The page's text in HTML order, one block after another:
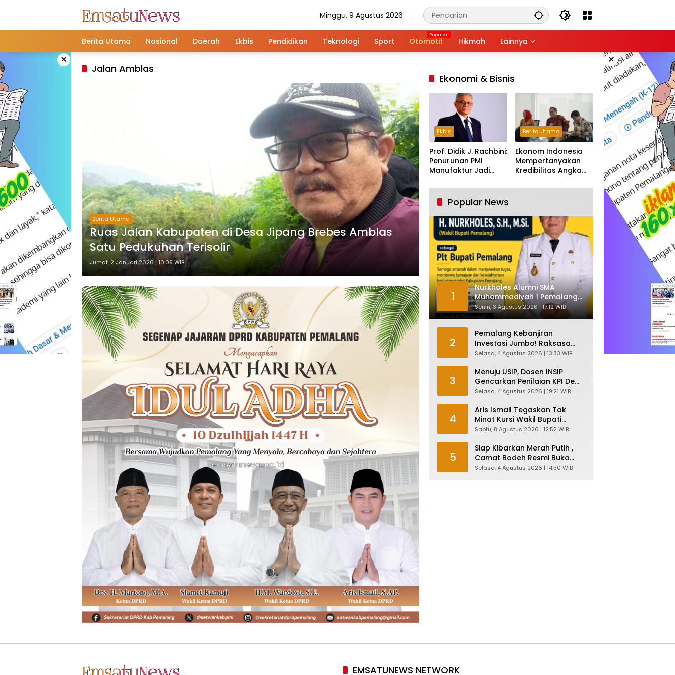
Minggu, 9 Agustus 2026
Berita Utama Nasional Daerah Ekbis Pendidikan Teknologi Sport Otomotif Hikmah Lainnya
× ×
Jalan Amblas
Berita Utama
Ruas Jalan Kabupaten di Desa Jipang Brebes Amblas
Satu Pedukuhan Terisolir
Jumat, 2 Januari 2026 | 10:09 WIB
Ekonomi & Bisnis
Ekbis
Prof. Didik J. Rachbini:
Penurunan PMI
Manufaktur Jadi
Industri Nasional
Berita Utama
Ekonom Indonesia
Mempertanyakan
Kredibilitas Angka
Tumbuh Tapi Rapuh
Popular News
1
Nurkholes Alumni SMA
Muhammadiyah 1 Pemalang
Angkatan 1986 Resmi
Menjabat Plt Bupati, Inilah
Senin, 3 Agustus 2026 | 17:12 WIB
2
Pemalang Kebanjiran
Investasi Jumbo! Raksasa
Garmen Jepang Siap Bangun
Tenaga Kerja
Selasa, 4 Agustus 2026 | 13:33 WIB
3
Menuju USIP, Dosen INSIP
Gencarkan Penilaian KPI Demi
Mutu Akademik
Selasa, 4 Agustus 2026 | 19:21 WIB
4
Aris Ismail Tegaskan Tak
Minat Kursi Wakil Bupati
Pemalang, Fokus Kawal
Sabtu, 8 Agustus 2026 | 12:52 WIB
5
Siap Kibarkan Merah Putih ,
Camat Bodeh Resmi Buka
Pelatihan Capaska 2026
Selasa, 4 Agustus 2026 | 14:30 WIB
EMSATUNEWS NETWORK